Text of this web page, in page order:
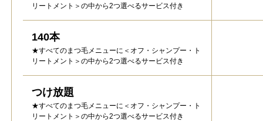
リートメント＞の中から2つ選べるサービス付き
140本
★すべてのまつ毛メニューに＜オフ・シャンプー・ト
リートメント＞の中から2つ選べるサービス付き
つけ放題
★すべてのまつ毛メニューに＜オフ・シャンプー・ト
リートメント＞の中から2つ選べるサービス付き